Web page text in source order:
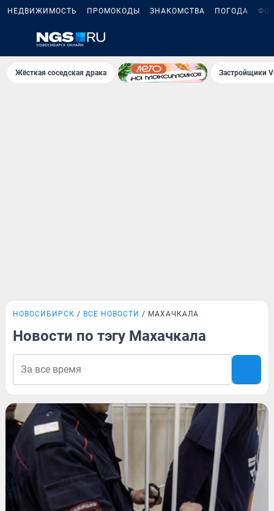
НЕДВИЖИМОСТЬ ПРОМОКОДЫ ЗНАКОМСТВА ПОГОДА
Жёсткая соседская драка Застройщики
НОВОСИБИРСК ВСЕ НОВОСТИ МАХАЧКАЛА
Новости по тэгу Махачкала